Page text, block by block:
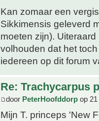
Kan zomaar een
Sikkimensis geleverd
moeten zijn).
volhouden dat het
iedereen op dit forum
Re: Trachycarpus
door PeterHoofddorp op
Mijn T. princeps 'New